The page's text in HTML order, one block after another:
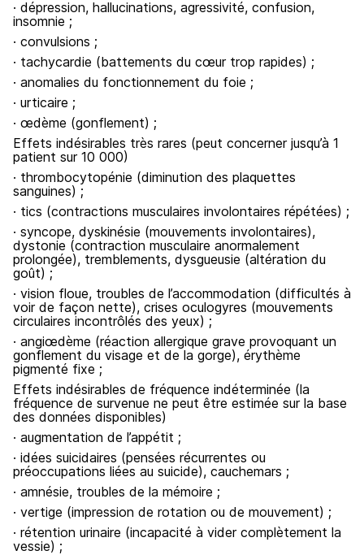
· dépression, hallucinations, agressivité, confusion,
insomnie ;
· convulsions ;
· tachycardie (battements du cœur trop rapides) ;
· anomalies du fonctionnement du foie ;
· urticaire ;
· œdème (gonflement) ;
Effets indésirables très rares (peut concerner jusqu’à 1
patient sur 10 000)
· thrombocytopénie (diminution des plaquettes
sanguines) ;
· tics (contractions musculaires involontaires répétées) ;
· syncope, dyskinésie (mouvements involontaires),
dystonie (contraction musculaire anormalement
prolongée), tremblements, dysgueusie (altération du
goût) ;
· vision floue, troubles de l’accommodation (difficultés à
voir de façon nette), crises oculogyres (mouvements
circulaires incontrôlés des yeux) ;
· angiœdème (réaction allergique grave provoquant un
gonflement du visage et de la gorge), érythème
pigmenté fixe ;
Effets indésirables de fréquence indéterminée (la
fréquence de survenue ne peut être estimée sur la base
des données disponibles)
· augmentation de l’appétit ;
· idées suicidaires (pensées récurrentes ou
préoccupations liées au suicide), cauchemars ;
· amnésie, troubles de la mémoire ;
· vertige (impression de rotation ou de mouvement) ;
· rétention urinaire (incapacité à vider complètement la
vessie) ;